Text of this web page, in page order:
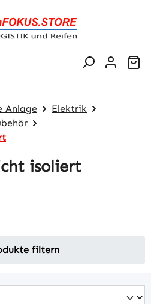
Anlage
Elektrik
isoliert
filtern